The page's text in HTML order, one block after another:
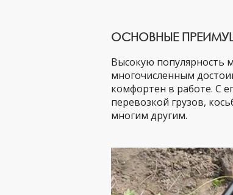
ОСНОВНЫЕ
Высокую популярность
многочисленным
комфортен в работе. С
перевозкой грузов,
многим другим.